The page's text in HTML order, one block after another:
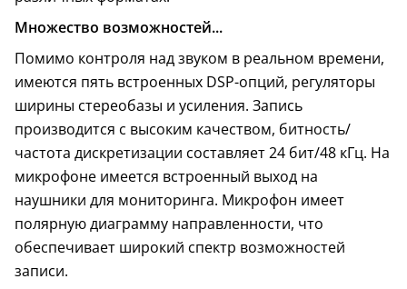
Множество возможностей...
Помимо контроля над звуком в реальном времени,
имеются пять встроенных DSP-опций, регуляторы
ширины стереобазы и усиления. Запись
производится с высоким качеством, битность/
частота дискретизации составляет 24 бит/48 кГц. На
микрофоне имеется встроенный выход на
наушники для мониторинга. Микрофон имеет
полярную диаграмму направленности, что
обеспечивает широкий спектр возможностей
записи.